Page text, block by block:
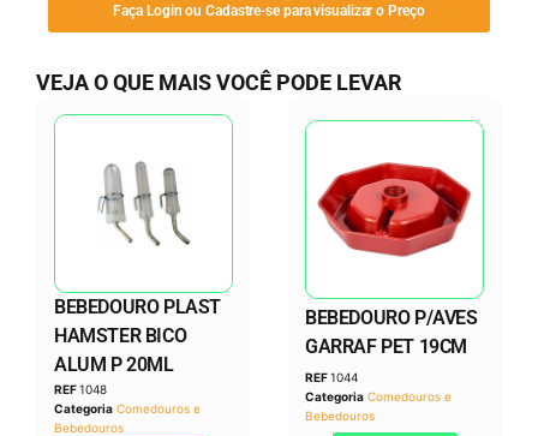
Faça Login ou Cadastre-se para visualizar o Preço
VEJA O QUE MAIS VOCÊ PODE LEVAR
BEBEDOURO PLAST
HAMSTER BICO
ALUM P 20ML
REF1048
Categoria Comedouros e
Bebedouros
BEBEDOURO P/AVES
GARRAF PET 19CM
REF1044
Categoria Comedouros e
Bebedouros